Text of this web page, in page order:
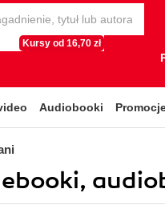
Kursy od 16,70 zł
Audiobooki